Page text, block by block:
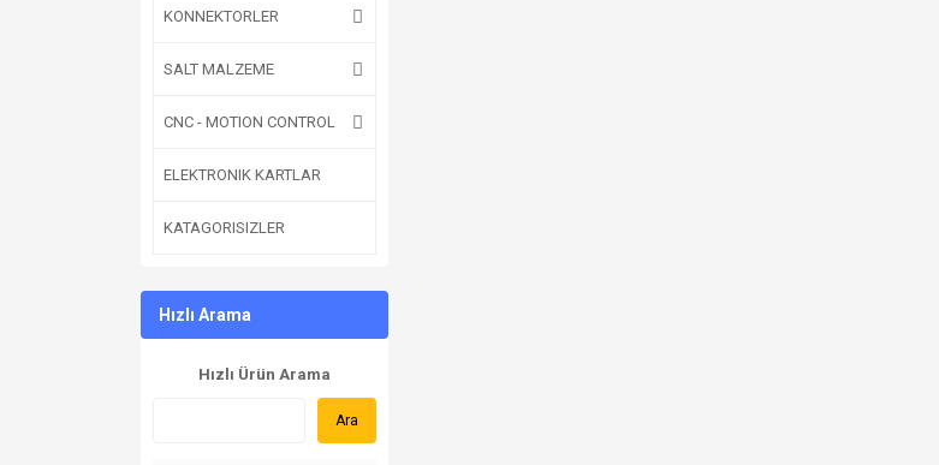
KONNEKTORLER
SALT MALZEME
CNC - MOTION CONTROL
ELEKTRONIK KARTLAR
KATAGORISIZLER
Hızlı Arama
Hızlı Ürün Arama
Ara